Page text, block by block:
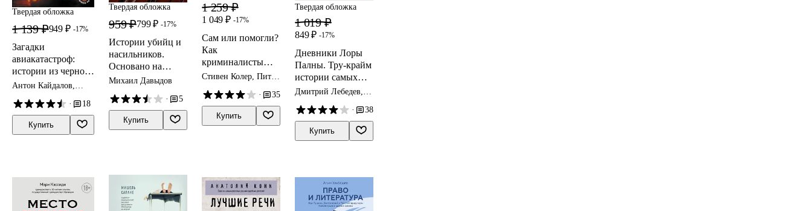
Твердая обложка
1 139 ₽949 ₽ -17%
Загадки
авиакатастроф:
истории из черного
ящика
Антон Кайдалов,
·
18
Купить
Твердая обложка
959 ₽799 ₽ -17%
Истории убийц и
насильников.
Основано на
реальной практике
ведущего подкаста
CrimeCast
Михаил Давыдов
·
5
Купить
1 259 ₽
1 049 ₽ -17%
Сам или помогли?
Как
криминалисты
раскрыли 50
убийств
Стивен Колер, Пит
·
35
Купить
Твердая обложка
1 019 ₽
849 ₽ -17%
Дневники Лоры
Палны. Тру-крайм
истории самых
резонансных
Дмитрий Лебедев,
·
38
Купить